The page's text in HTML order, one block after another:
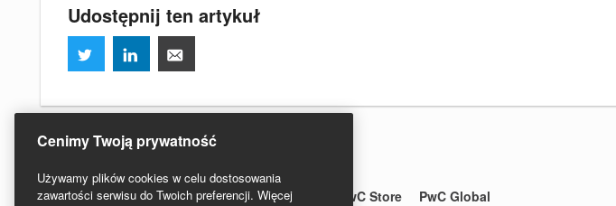
Udostępnij ten artykuł
Regulamin serwisu Redakcja PwC Polska PwC Store PwC Global
Cenimy Twoją prywatność
Używamy plików cookies w celu dostosowania
zawartości serwisu do Twoich preferencji. Więcej